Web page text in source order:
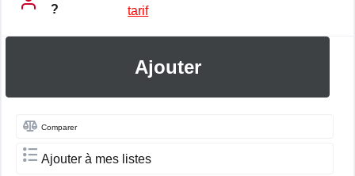
?
tarif
Ajouter
Comparer
Ajouter à mes listes